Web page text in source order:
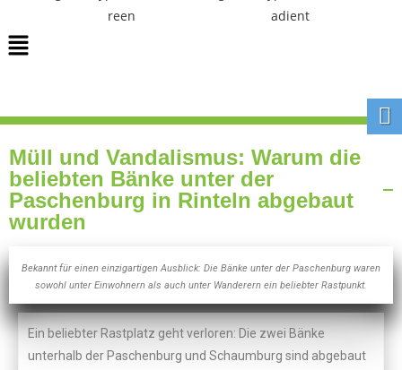
Müll und Vandalismus: Warum die
beliebten Bänke unter der
Paschenburg in Rinteln abgebaut
wurden
Bekannt für einen einzigartigen Ausblick: Die Bänke unter der Paschenburg waren
sowohl unter Einwohnern als auch unter Wanderern ein beliebter Rastpunkt.
Ein beliebter Rastplatz geht verloren: Die zwei Bänke
unterhalb der Paschenburg und Schaumburg sind abgebaut